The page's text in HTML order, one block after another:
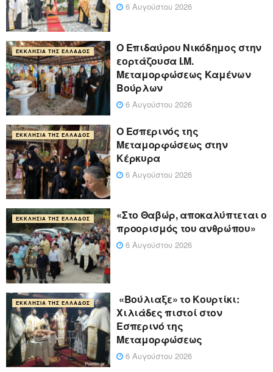
6 Αυγούστου 2026
ΕΚΚΛΗΣΊΑ ΤΗΣ ΕΛΛΆΔΟΣ
Ο Επιδαύρου Νικόδημος στην
εορτάζουσα Ι.Μ.
Μεταμορφώσεως Καμένων
Βούρλων
6 Αυγούστου 2026
ΕΚΚΛΗΣΊΑ ΤΗΣ ΕΛΛΆΔΟΣ
Ο Εσπερινός της
Μεταμορφώσεως στην
Κέρκυρα
6 Αυγούστου 2026
ΕΚΚΛΗΣΊΑ ΤΗΣ ΕΛΛΆΔΟΣ
«Στο Θαβώρ, αποκαλύπτεται ο
προορισμός του ανθρώπου»
6 Αυγούστου 2026
ΕΚΚΛΗΣΊΑ ΤΗΣ ΕΛΛΆΔΟΣ
«Βούλιαξε» το Κουρτίκι:
Χιλιάδες πιστοί στον
Εσπερινό της
Μεταμορφώσεως
6 Αυγούστου 2026